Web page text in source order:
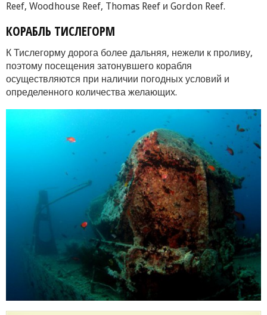
Reef, Woodhouse Reef, Thomas Reef и Gordon Reef.
КОРАБЛЬ ТИСЛЕГОРМ
К Тислегорму дорога более дальняя, нежели к проливу,
поэтому посещения затонувшего корабля
осуществляются при наличии погодных условий и
определенного количества желающих.